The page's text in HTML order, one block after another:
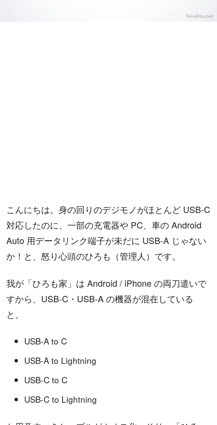
こんにちは。身の回りのデジモノがほとんど USB-C
対応したのに、一部の充電器や PC、車の Android
Auto 用データリンク端子が未だに USB-A じゃない
か！と、怒り心頭のひろも（管理人）です。
我が「ひろも家」は Android / iPhone の両刀遣いで
すから、USB-C・USB-A の機器が混在している
と、
USB-A to C
USB-A to Lightning
USB-C to C
USB-C to Lightning